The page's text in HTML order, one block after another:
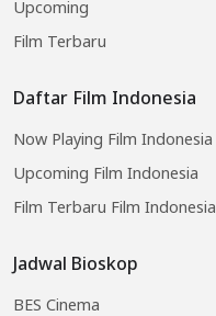
Upcoming
Film Terbaru
Daftar Film Indonesia
Now Playing Film Indonesia
Upcoming Film Indonesia
Film Terbaru Film Indonesia
Jadwal Bioskop
BES Cinema